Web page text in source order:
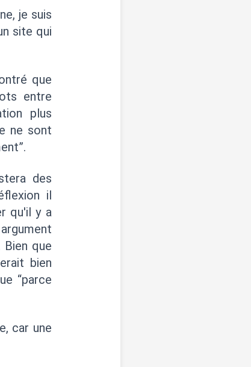
je suis
site qui
que
entre
plus
ne sont
des
il
qu'il y a
que
bien
“parce
car une